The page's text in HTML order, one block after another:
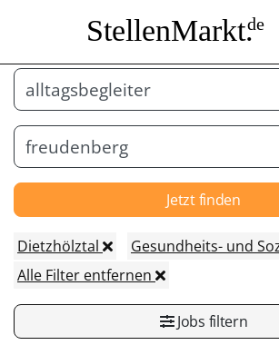
StellenMarkt.de
Jetzt finden
Dietzhölztal
Gesundheits- und
Alle Filter entfernen
Jobs filtern